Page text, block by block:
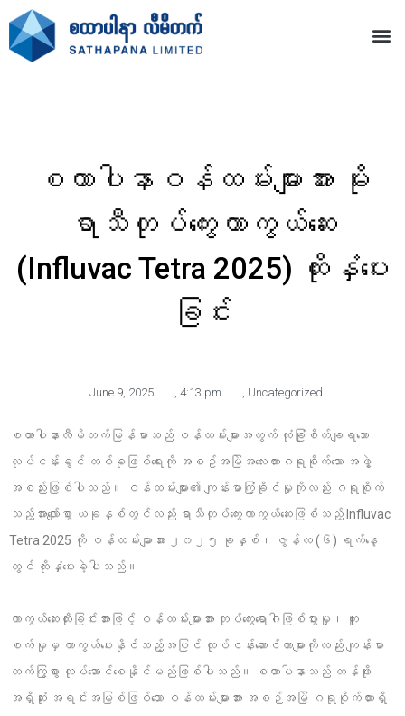
စထာပါနာဝန်ထမ်းများအား မိုး
ရာသီတုပ်ကွေးကာကွယ်ဆေး
(Influvac Tetra 2025) ထိုးနှံပေး
ခြင်း
June 9, 2025 4:13 pm Uncategorized
စထာပါနာလီမိတက်မြန်မာသည် ဝန်ထမ်းများအတွက် လုံခြုံစိတ်ချရသော
လုပ်ငန်းခွင် တစ်ခုဖြစ်ရေးကို အစဥ်အမြဲအလေးထားဂရုစိုက်သော အဖွဲ့
အစည်းဖြစ်ပါသည်။ ဝန်ထမ်းများ၏ ကျန်းမာကြံ့ခိုင်မှုကိုလည်း ဂရုစိုက်
သည့်အားလျော်စွာ ယခုနှစ်တွင်လည်း ရာသီတုပ်ကွေးကာကွယ်ဆေးဖြစ်သည့် Influvac
Tetra 2025 ကို ဝန်ထမ်းများအား ၂၀၂၅ ခုနှစ်၊ ဇွန်လ (၆) ရက်နေ့
တွင် ထိုးနှံပေးခဲ့ပါသည်။
ကာကွယ်ဆေးထိုးခြင်းအားဖြင့် ဝန်ထမ်းများအား တုပ်ကွေးရောဂါဖြစ်ပွားမှု၊ ကူး
စက်မှုမှ ကာကွယ်ပေးနိုင်သည့်အပြင် လုပ်ငန်းဆောင်တာများကိုလည်း ကျန်းမာ
တက်ကြွစွာ လုပ်ဆောင်စေနိုင်မည်ဖြစ်ပါသည်။ စထာပါနာသည် တန်ဖိုး
အရှိဆုံး အရင်းအမြစ်ဖြစ်သော ဝန်ထမ်းများအား အစဉ်အမြဲ ဂရုစိုက်ထားရှိ